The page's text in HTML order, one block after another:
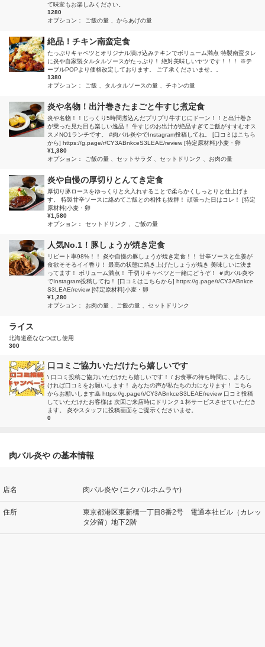
て味変もお楽しみください。
1280
オプション：
ご飯の量 からあげの量
絶品！チキン南蛮定食
たっぷりキャベツとオリジナル漬け込みチキンでボリューム満点 特製南蛮タレ
に炎や自家製タルタルソースがたっぷり！ 絶対美味しいヤツです！！！ ※テ
ーブルPOPより価格改定しております。 ご了承くださいませ。。
1380
オプション：
ご飯 タルタルソースの量 チキンの量
炎や名物！出汁巻きたまごと牛すじ煮定食
炎や名物！！じっくり5時間煮込んだプリプリ牛すじにドーン！！と出汁巻き
が乗った見た目も楽しい逸品！ 牛すじのお出汁が絶品すぎてご飯がすすむオス
スメNO1ランチです。 #肉バル炎やでInstagram投稿してね。 [口コミはこちら
から] https://g.page/r/CY3ABnkceS3LEAE/review [特定原材料]小麦・卵
¥1,380
オプション：
ご飯の量 セットサラダ セットドリンク お肉の量
炎や自慢の厚切りとんてき定食
厚切り豚ロースをゆっくりと火入れすることで柔らかくしっとりと仕上げま
す。 特製甘辛ソースに絡めてご飯との相性も抜群！ 頑張った日はコレ！ [特定
原材料]小麦・卵
¥1,580
オプション：
セットドリンク ご飯の量
人気No.1！豚しょうが焼き定食
リピート率98%！！ 炎や自慢の豚しょうが焼き定食！！ 甘辛ソースと生姜が
食欲そそるイイ香り！ 最高の状態に焼き上げたしょうが焼き 美味しいに決ま
ってます！ ボリューム満点！ 千切りキャベツと一緒にどうぞ！ ＃肉バル炎や
でInstagram投稿してね！ [口コミはこちらから] https://g.page/r/CY3ABnkce
S3LEAE/review [特定原材料]小麦・卵
¥1,280
オプション：
お肉の量 ご飯の量 セットドリンク
ライス
北海道産ななつぼし使用
300
口コミご協力いただけたら嬉しいです
\ 口コミ投稿ご協力いただけたら嬉しいです！ / お食事の待ち時間に、よろし
ければ口コミをお願いします！ あなたの声が私たちの力になります！ こちら
からお願いします🙇 https://g.page/r/CY3ABnkceS3LEAE/review 口コミ投稿
していただけたお客様は 次回ご来店時にドリンク１杯サービスさせていただき
ます。 炎やスタッフに投稿画面をご提示くださいませ。
0
肉バル炎や の基本情報
店名 肉バル炎や (ニクバルホムラヤ)
住所
東京都港区東新橋一丁目8番2号 電通本社ビル（カレッ
タ汐留）地下2階